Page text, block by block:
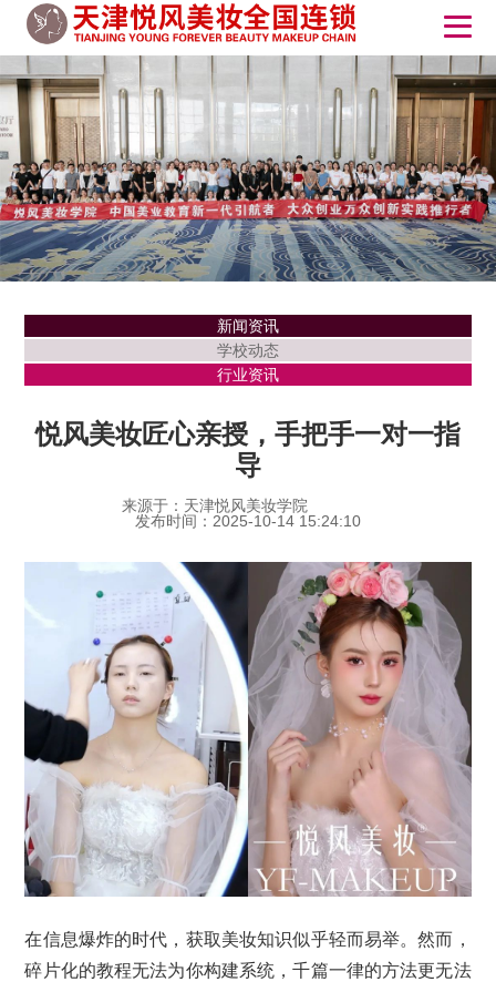
新闻资讯
学校动态
行业资讯
悦风美妆匠心亲授，手把手一对一指
导
来源于：天津悦风美妆学院
发布时间：2025-10-14 15:24:10
在信息爆炸的时代，获取美妆知识似乎轻而易举。然而，
碎片化的教程无法为你构建系统，千篇一律的方法更无法